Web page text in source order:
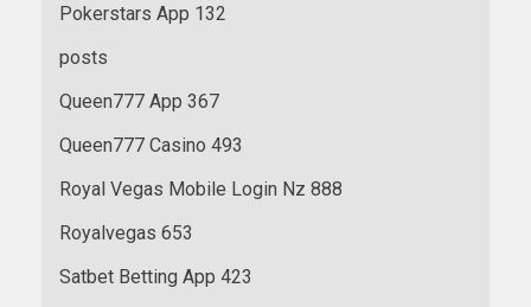
Pokerstars App 132
posts
Queen777 App 367
Queen777 Casino 493
Royal Vegas Mobile Login Nz 888
Royalvegas 653
Satbet Betting App 423